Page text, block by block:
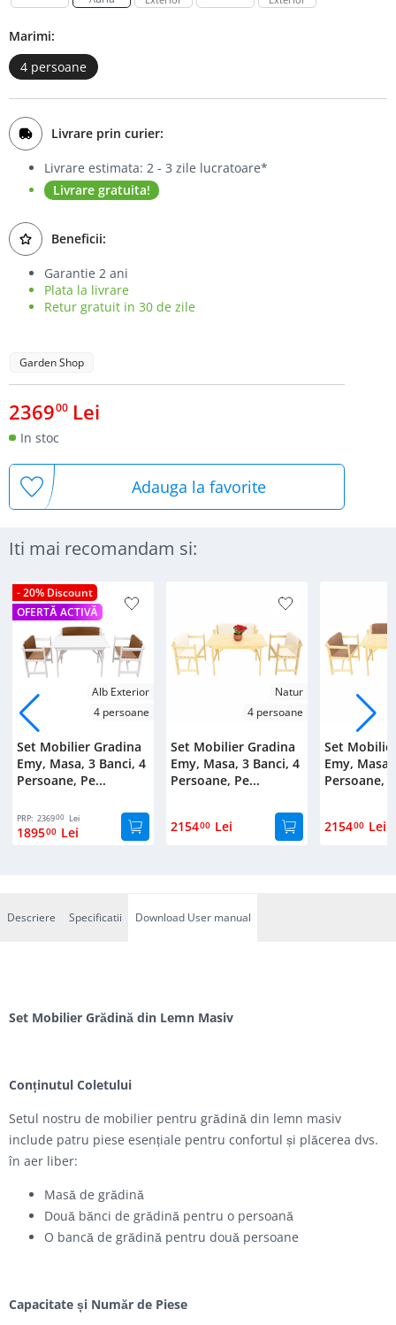
Marimi:
4 persoane
Livrare prin curier:
Livrare estimata: 2 - 3 zile lucratoare*
Livrare gratuita!
Beneficii:
Garantie 2 ani
Plata la livrare
Retur gratuit in 30 de zile
Garden Shop
236900 Lei
In stoc
Adauga la favorite
Iti mai recomandam si:
- 20% Discount
OFERTĂ ACTIVĂ
Alb Exterior
4 persoane
Set Mobilier Gradina
Emy, Masa, 3 Banci, 4
Persoane, Pe...
PRP: 236900 Lei
189500 Lei
Natur
4 persoane
Set Mobilier Gradina
Emy, Masa, 3 Banci, 4
Persoane, Pe...
215400 Lei
Set
Emy,
Persoane,
215400 Lei
Descriere Specificatii Download User manual
Set Mobilier Grădină din Lemn Masiv
Conținutul Coletului
Setul nostru de mobilier pentru grădină din lemn masiv
include patru piese esențiale pentru confortul și plăcerea dvs.
în aer liber:
Masă de grădină
Două bănci de grădină pentru o persoană
O bancă de grădină pentru două persoane
Capacitate și Număr de Piese
Biblioteca